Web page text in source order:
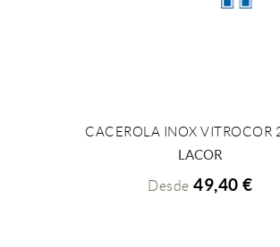
+ INFO
CACEROLA INOX VITROCOR
LACOR
Desde 49,40 €